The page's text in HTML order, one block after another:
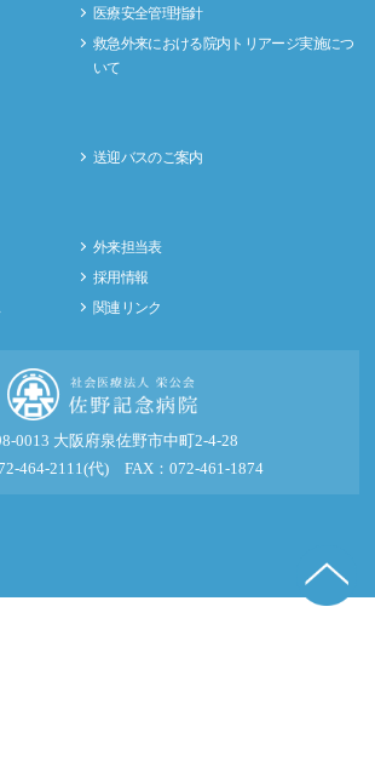
医療安全管理指針
救急外来における院内トリアージ実施につ
いて
送迎バスのご案内
外来担当表
採用情報
関連リンク
0013 大阪府泉佐野市中町2-4-28
464-2111(代) FAX：072-461-1874